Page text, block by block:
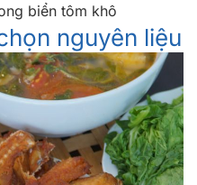
biển tôm khô
nguyên liệu